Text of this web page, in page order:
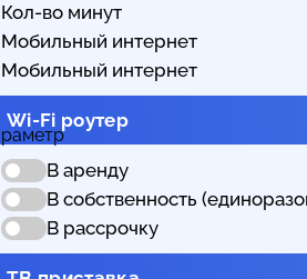
Кол-во минут
Мобильный интернет
Мобильный интернет
Wi-Fi роутер
В аренду
В собственность
В рассрочку